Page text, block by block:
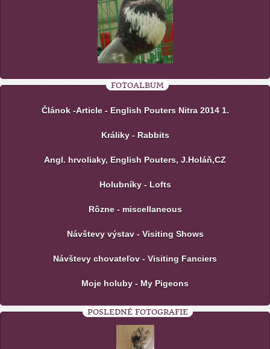
FOTOALBUM
Článok -Article - English Pouters Nitra 2014 1.
Králiky - Rabbits
Angl. hrvoliaky, English Pouters, J.Holáň,CZ
Holubníky - Lofts
Rôzne - miscellaneous
Návštevy výstav - Visiting Shows
Návštevy chovateľov - Visiting Fanciers
Moje holuby - My Pigeons
POSLEDNÉ FOTOGRAFIE